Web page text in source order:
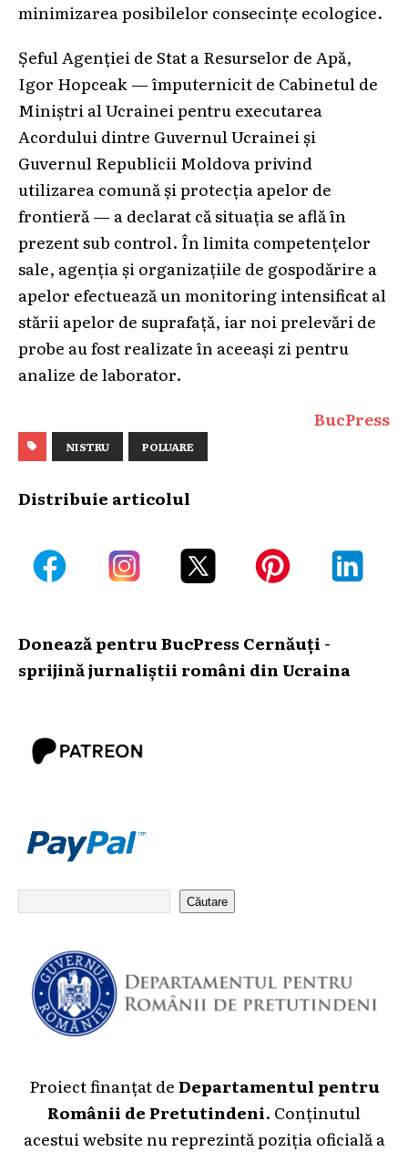
minimizarea posibilelor consecințe ecologice.
Șeful Agenției de Stat a Resurselor de Apă,
Igor Hopceak — împuternicit de Cabinetul de
Miniștri al Ucrainei pentru executarea
Acordului dintre Guvernul Ucrainei și
Guvernul Republicii Moldova privind
utilizarea comună și protecția apelor de
frontieră — a declarat că situația se află în
prezent sub control. În limita competențelor
sale, agenția și organizațiile de gospodărire a
apelor efectuează un monitoring intensificat al
stării apelor de suprafață, iar noi prelevări de
probe au fost realizate în aceeași zi pentru
analize de laborator.
BucPress
NISTRU POLUARE
Distribuie articolul
Donează pentru BucPress Cernăuți -
sprijină jurnaliștii români din Ucraina
Căutare
Proiect finanțat deDepartamentul pentru
Românii de Pretutindeni. Conținutul
acestui website nu reprezintă poziția oficială a